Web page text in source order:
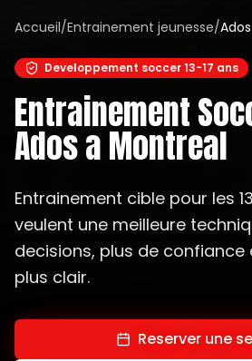
Accueil/Entrainement jeunesse/Ados
Developpement soccer 13-17 ans
Entrainement
Ados a Montreal
Entrainement cible pour les
veulent une meilleure
decisions, plus de
plus clair.
Reserver une